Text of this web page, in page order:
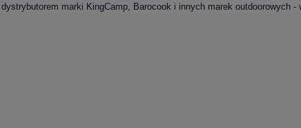
marki KingCamp, Barocook i innych marek outdoorowych -